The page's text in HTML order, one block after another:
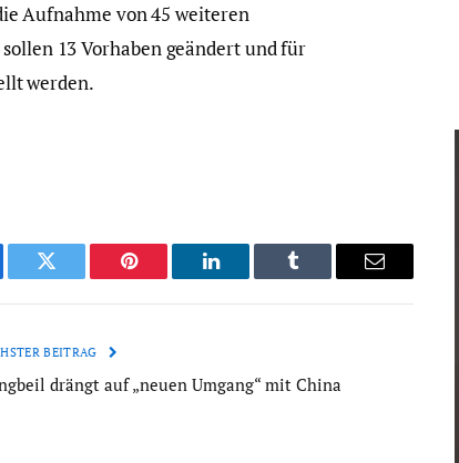
Aufnahme von 45 weiteren
13 Vorhaben geändert und für
werden.
Twitter Pinterest LinkedIn Tumblr Email
BEITRAG
drängt auf „neuen Umgang“ mit China